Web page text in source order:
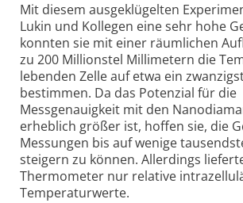
Mit diesem ausgeklügelten
Lukin und Kollegen eine sehr hohe
konnten sie mit einer räumlichen
zu 200 Millionstel Millimetern die
lebenden Zelle auf etwa ein
bestimmen. Da das Potenzial für die
Messgenauigkeit mit den
erheblich größer ist, hoffen sie, die
Messungen bis auf wenige
steigern zu können. Allerdings
Thermometer nur relative
Temperaturwerte.